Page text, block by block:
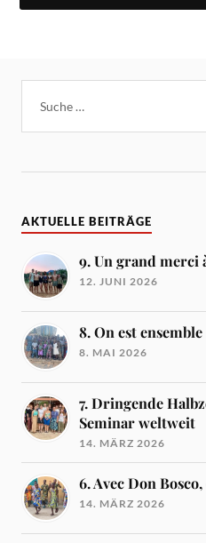
AKTUELLE BEITRÄGE
9. Un grand merci
12. JUNI 2026
8. On est ensemble
8. MAI 2026
7. Dringende
Seminar weltweit
14. MÄRZ 2026
6. Avec Don Bosco,
14. MÄRZ 2026